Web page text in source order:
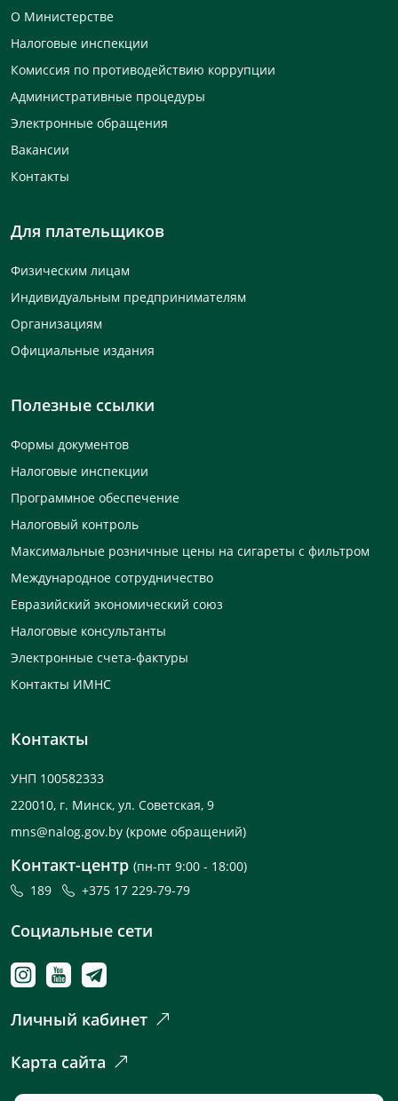
О Министерстве
Налоговые инспекции
Комиссия по противодействию коррупции
Административные процедуры
Электронные обращения
Вакансии
Контакты
Для плательщиков
Физическим лицам
Индивидуальным предпринимателям
Организациям
Официальные издания
Полезные ссылки
Формы документов
Налоговые инспекции
Программное обеспечение
Налоговый контроль
Максимальные розничные цены на сигареты с фильтром
Международное сотрудничество
Евразийский экономический союз
Налоговые консультанты
Электронные счета-фактуры
Контакты ИМНС
Контакты
УНП 100582333
220010, г. Минск, ул. Советская, 9
mns@nalog.gov.by (кроме обращений)
Контакт-центр (пн-пт 9:00 - 18:00)
189
+375 17 229-79-79
Социальные сети
Личный кабинет
Карта сайта